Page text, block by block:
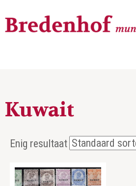
Kuwait
Enig resultaat